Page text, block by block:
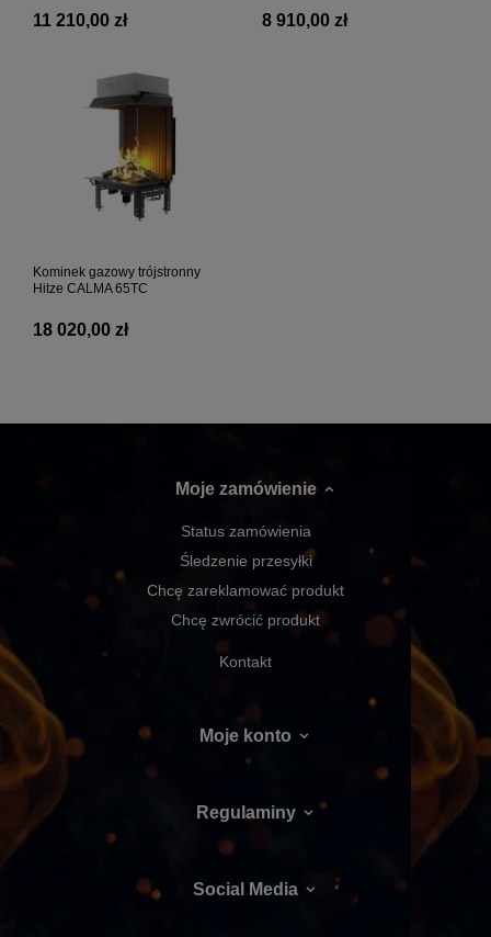
11 210,00 zł 8 910,00 zł
Kominek gazowy trójstronny
Hitze CALMA 65TC
18 020,00 zł
Moje zamówienie
Status zamówienia
Śledzenie przesyłki
Chcę zareklamować produkt
Chcę zwrócić produkt
Kontakt
Moje konto
Regulaminy
Social Media